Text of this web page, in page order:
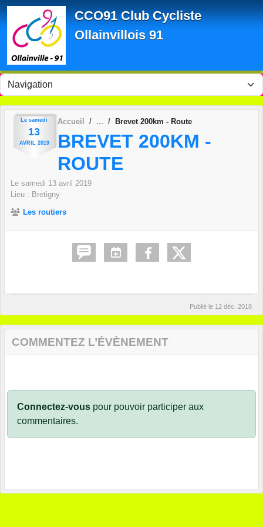
CCO91 Club Cycliste
Ollainvillois 91
Le samedi
13
AVRIL 2019
Accueil Brevet 200km - Route
BREVET 200KM -
ROUTE
Le samedi 13 avril 2019
Lieu : Bretigny
Les routiers
Publié le 12 déc. 2018
COMMENTEZ L’ÉVÈNEMENT
Connectez-vous pour pouvoir participer aux
commentaires.
Panneau de gestion des cookies